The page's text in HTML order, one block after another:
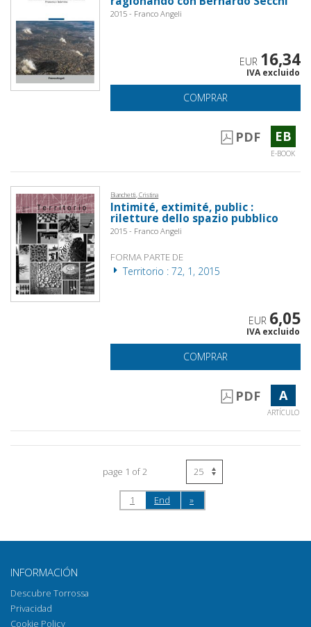
2015 - Franco Angeli
EUR 16,34
IVA excluido
COMPRAR
PDF EB
E-BOOK
Bianchetti, Cristina
Intimité, extimité, public :
riletture dello spazio pubblico
2015 - Franco Angeli
FORMA PARTE DE
Territorio : 72, 1, 2015
EUR 6,05
IVA excluido
COMPRAR
PDF A
ARTÍCULO
page 1 of 2
1 End »
INFORMACIÓN
Descubre Torrossa
Privacidad
Cookie Policy